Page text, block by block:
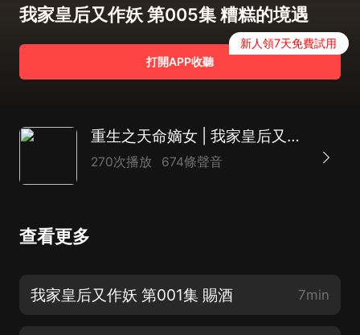
我家皇后又作妖 第005集 糟糕的境遇
打開APP收聽
新人領7天免費試用
重生之天命嫡女 | 我家皇后又作妖 | 復仇血虐
270次播放 674條聲音
查看更多
我家皇后又作妖 第001集 賜酒 7min